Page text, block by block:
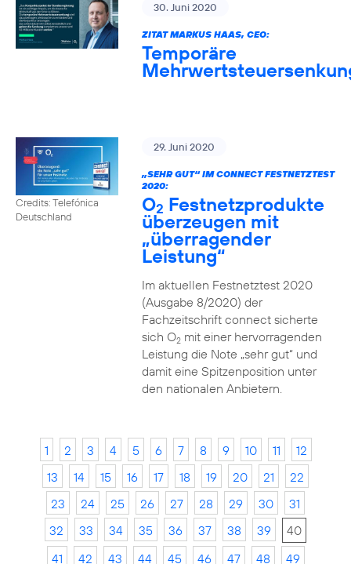
30. Juni 2020
ZITAT MARKUS HAAS, CEO:
Temporäre
Credits: Telefónica
Deutschland
29. Juni 2020
„SEHR GUT“ IM CONNECT FESTNETZTEST
2020:
O2 Festnetzprodukte
überzeugen mit
„überragender
Leistung“
Im aktuellen Festnetztest 2020
(Ausgabe 8/2020) der
Fachzeitschrift connect sicherte
sich O2mit einer hervorragenden
Leistung die Note „sehr gut“ und
damit eine Spitzenposition unter
den nationalen Anbietern.
1 2 3 4 5 6 7 8 9 10 11
12
13
14 15 16 17 18 19 20 21
22
23
24 25 26 27 28 29 30
31
32
33 34 35 36 37 38 39
40
41
42 43 44 45 46 47 48 49